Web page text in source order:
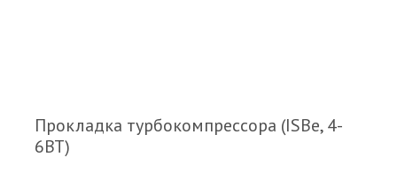
Прокладка турбокомпрессора (ISBe, 4-
6ВТ)